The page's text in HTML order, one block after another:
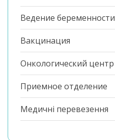
Ведение беременности
Вакцинация
Онкологический центр
Приемное отделение
Медичні перевезення